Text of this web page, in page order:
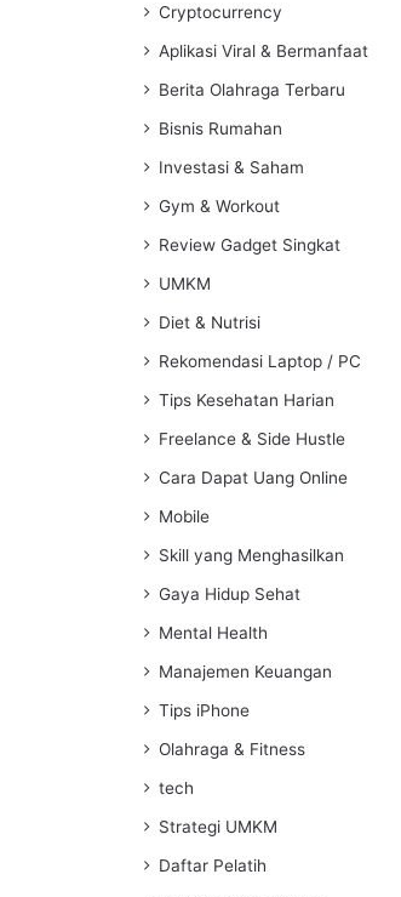
Cryptocurrency
Aplikasi Viral & Bermanfaat
Berita Olahraga Terbaru
Bisnis Rumahan
Investasi & Saham
Gym & Workout
Review Gadget Singkat
UMKM
Diet & Nutrisi
Rekomendasi Laptop / PC
Tips Kesehatan Harian
Freelance & Side Hustle
Cara Dapat Uang Online
Mobile
Skill yang Menghasilkan
Gaya Hidup Sehat
Mental Health
Manajemen Keuangan
Tips iPhone
Olahraga & Fitness
tech
Strategi UMKM
Daftar Pelatih